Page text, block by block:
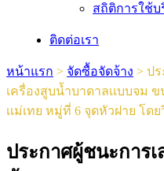
สถิติการใช้
ติดต่อเรา
หน้าแรก > จัดซื้อจัดจ้าง > ปร
เครื่องสูบน้ำบาดาลเเบบจม
เเม่เทย หมู่ที่ 6 จุดหัวฝาย โดย
ประกาศผู้ชนะการ